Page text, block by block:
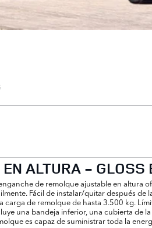
ALTURA - GLOSS
de remolque ajustable en altura
Fácil de instalar/quitar después
carga de remolque de hasta 3.500 kg.
una bandeja inferior, una cubierta de
es capaz de suministrar toda la